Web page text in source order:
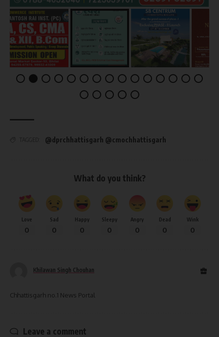
@dprchhattisgarh @cmochhattisgarh
What do you think?
Love
0
Sad
0
Happy
0
Sleepy
0
Angry
0
Dead
0
Wink
0
Khilawan Singh Chouhan
Chhattisgarh no.1 News Portal
Leave a comment